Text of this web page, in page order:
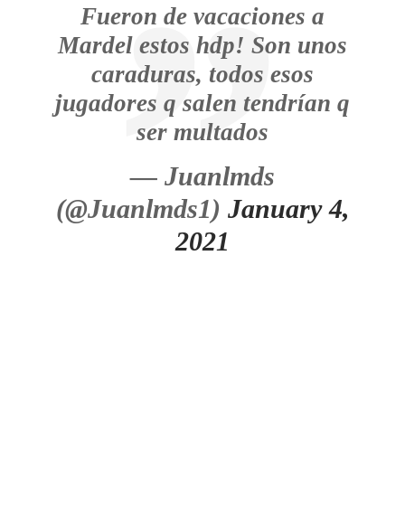
Fueron de vacaciones a
Mardel estos hdp! Son unos
caraduras, todos esos
jugadores q salen tendrían q
ser multados
— Juanlmds
(@Juanlmds1) January 4,
2021